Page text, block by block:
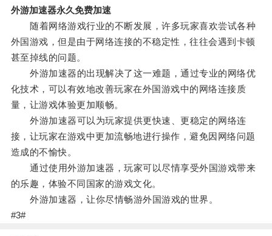
外游加速器永久免费加速
随着网络游戏行业的不断发展，许多玩家喜欢尝试各种
外国游戏，但是由于网络连接的不稳定性，往往会遇到卡顿
甚至掉线的问题。
外游加速器的出现解决了这一难题，通过专业的网络优
化技术，可以有效地改善玩家在外国游戏中的网络连接质
量，让游戏体验更加顺畅。
外游加速器可以为玩家提供更快速、更稳定的网络连
接，让玩家在游戏中更加流畅地进行操作，避免因网络问题
造成的不愉快。
通过使用外游加速器，玩家可以尽情享受外国游戏带来
的乐趣，体验不同国家的游戏文化。
外游加速器，让你尽情畅游外国游戏的世界。
#3#